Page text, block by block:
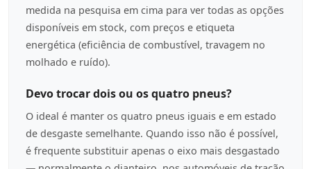
medida na pesquisa em cima para ver todas as opções
disponíveis em stock, com preços e etiqueta
energética (eficiência de combustível, travagem no
molhado e ruído).
Devo trocar dois ou os quatro pneus?
O ideal é manter os quatro pneus iguais e em estado
de desgaste semelhante. Quando isso não é possível,
é frequente substituir apenas o eixo mais desgastado